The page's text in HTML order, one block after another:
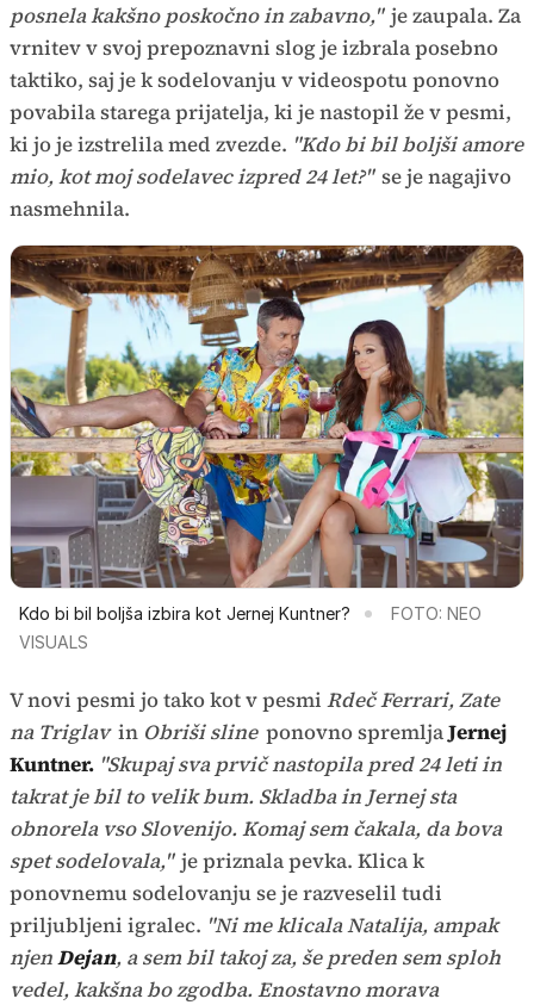
posnela kakšno poskočno in zabavno," je zaupala. Za
vrnitev v svoj prepoznavni slog je izbrala posebno
taktiko, saj je k sodelovanju v videospotu ponovno
povabila starega prijatelja, ki je nastopil že v pesmi,
ki jo je izstrelila med zvezde. "Kdo bi bil boljši amore
mio, kot moj sodelavec izpred 24 let?" se je nagajivo
nasmehnila.
Kdo bi bil boljša izbira kot Jernej Kuntner?
FOTO: NEO
VISUALS
V novi pesmi jo tako kot v pesmi Rdeč Ferrari, Zate
na Triglav in Obriši sline ponovno spremljaJernej
Kuntner. "Skupaj sva prvič nastopila pred 24 leti in
takrat je bil to velik bum. Skladba in Jernej sta
obnorela vso Slovenijo. Komaj sem čakala, da bova
spet sodelovala," je priznala pevka. Klica k
ponovnemu sodelovanju se je razveselil tudi
priljubljeni igralec. "Ni me klicala Natalija, ampak
njenDejan, a sem bil takoj za, še preden sem sploh
vedel, kakšna bo zgodba. Enostavno morava